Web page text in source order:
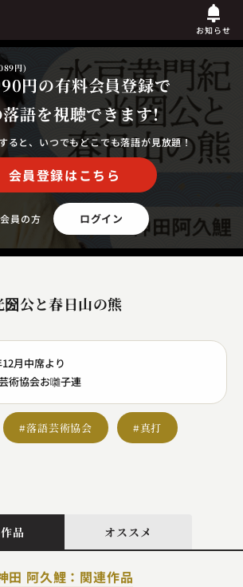
お知らせ
円
円)
の有料会員登録で
落語を視聴できます!
ると、いつでもどこでも落語が見放題！
会員登録はこちら
員の方 ログイン
公と春日山の熊
月中席より
術協会お囃子連
#落語芸術協会 #真打
品 オススメ
田 阿久鯉：関連作品